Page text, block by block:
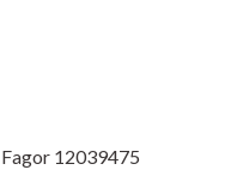
12039475